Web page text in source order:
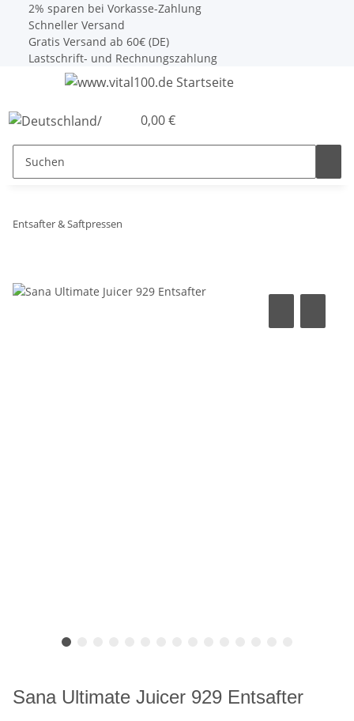
2% sparen bei Vorkasse-Zahlung
Schneller Versand
Gratis Versand ab 60€ (DE)
Lastschrift- und Rechnungszahlung
0,00 €
Entsafter & Saftpressen
Sana Ultimate Juicer 929 Entsafter